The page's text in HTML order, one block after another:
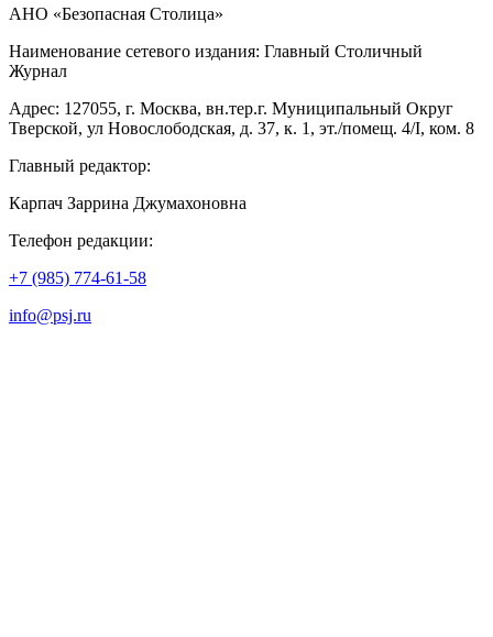
АНО «Безопасная Столица»
Наименование сетевого издания: Главный Столичный
Журнал
Адрес: 127055, г. Москва, вн.тер.г. Муниципальный Округ
Тверской, ул Новослободская, д. 37, к. 1, эт./помещ. 4/I, ком. 8
Главный редактор:
Карпач Заррина Джумахоновна
Телефон редакции:
+7 (985) 774-61-58
info@psj.ru